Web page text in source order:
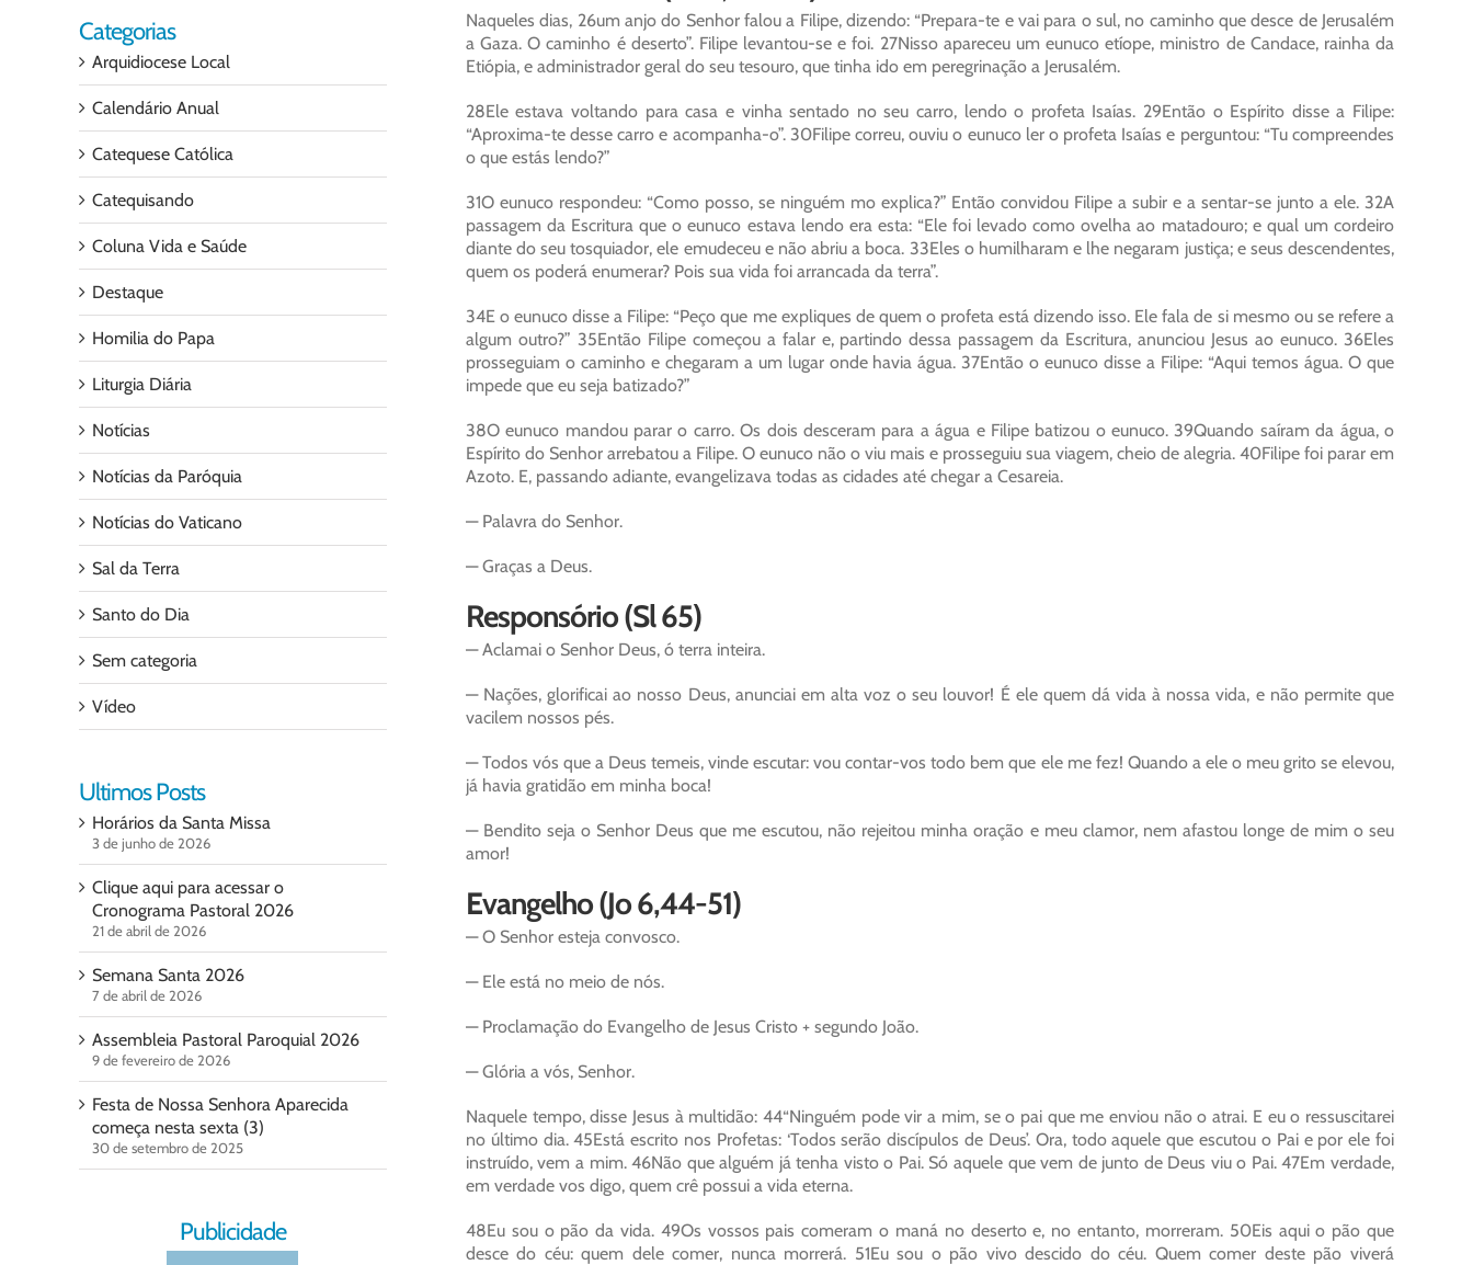
Naqueles dias, 26um anjo do Senhor falou a Filipe, dizendo: “Prepara-te e vai para o sul, no caminho que desce de Jerusalém
a Gaza. O caminho é deserto”. Filipe levantou-se e foi. 27Nisso apareceu um eunuco etíope, ministro de Candace, rainha da
Etiópia, e administrador geral do seu tesouro, que tinha ido em peregrinação a Jerusalém.
28Ele estava voltando para casa e vinha sentado no seu carro, lendo o profeta Isaías. 29Então o Espírito disse a Filipe:
“Aproxima-te desse carro e acompanha-o”. 30Filipe correu, ouviu o eunuco ler o profeta Isaías e perguntou: “Tu compreendes
o que estás lendo?”
31O eunuco respondeu: “Como posso, se ninguém mo explica?” Então convidou Filipe a subir e a sentar-se junto a ele. 32A
passagem da Escritura que o eunuco estava lendo era esta: “Ele foi levado como ovelha ao matadouro; e qual um cordeiro
diante do seu tosquiador, ele emudeceu e não abriu a boca. 33Eles o humilharam e lhe negaram justiça; e seus descendentes,
quem os poderá enumerar? Pois sua vida foi arrancada da terra”.
34E o eunuco disse a Filipe: “Peço que me expliques de quem o profeta está dizendo isso. Ele fala de si mesmo ou se refere a
algum outro?” 35Então Filipe começou a falar e, partindo dessa passagem da Escritura, anunciou Jesus ao eunuco. 36Eles
prosseguiam o caminho e chegaram a um lugar onde havia água. 37Então o eunuco disse a Filipe: “Aqui temos água. O que
impede que eu seja batizado?”
38O eunuco mandou parar o carro. Os dois desceram para a água e Filipe batizou o eunuco. 39Quando saíram da água, o
Espírito do Senhor arrebatou a Filipe. O eunuco não o viu mais e prosseguiu sua viagem, cheio de alegria. 40Filipe foi parar em
Azoto. E, passando adiante, evangelizava todas as cidades até chegar a Cesareia.
— Palavra do Senhor.
— Graças a Deus.
Responsório (Sl 65)
— Aclamai o Senhor Deus, ó terra inteira.
— Nações, glorificai ao nosso Deus, anunciai em alta voz o seu louvor! É ele quem dá vida à nossa vida, e não permite que
vacilem nossos pés.
— Todos vós que a Deus temeis, vinde escutar: vou contar-vos todo bem que ele me fez! Quando a ele o meu grito se elevou,
já havia gratidão em minha boca!
— Bendito seja o Senhor Deus que me escutou, não rejeitou minha oração e meu clamor, nem afastou longe de mim o seu
amor!
Evangelho (Jo 6,44-51)
— O Senhor esteja convosco.
— Ele está no meio de nós.
— Proclamação do Evangelho de Jesus Cristo + segundo João.
— Glória a vós, Senhor.
Naquele tempo, disse Jesus à multidão: 44“Ninguém pode vir a mim, se o pai que me enviou não o atrai. E eu o ressuscitarei
no último dia. 45Está escrito nos Profetas: ‘Todos serão discípulos de Deus’. Ora, todo aquele que escutou o Pai e por ele foi
instruído, vem a mim. 46Não que alguém já tenha visto o Pai. Só aquele que vem de junto de Deus viu o Pai. 47Em verdade,
em verdade vos digo, quem crê possui a vida eterna.
48Eu sou o pão da vida. 49Os vossos pais comeram o maná no deserto e, no entanto, morreram. 50Eis aqui o pão que
desce do céu: quem dele comer, nunca morrerá. 51Eu sou o pão vivo descido do céu. Quem comer deste pão viverá
Categorias
Arquidiocese Local
Calendário Anual
Catequese Católica
Catequisando
Coluna Vida e Saúde
Destaque
Homilia do Papa
Liturgia Diária
Notícias
Notícias da Paróquia
Notícias do Vaticano
Sal da Terra
Santo do Dia
Sem categoria
Vídeo
Ultimos Posts
Horários da Santa Missa
3 de junho de 2026
Clique aqui para acessar o
Cronograma Pastoral 2026
21 de abril de 2026
Semana Santa 2026
7 de abril de 2026
Assembleia Pastoral Paroquial 2026
9 de fevereiro de 2026
Festa de Nossa Senhora Aparecida
começa nesta sexta (3)
30 de setembro de 2025
Publicidade